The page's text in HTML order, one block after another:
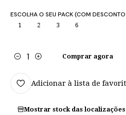
ESCOLHA O SEU PACK (COM
1 2 3 6
Quantidade
Comprar agora
Adicionar à lista de
Mostrar stock das localizações